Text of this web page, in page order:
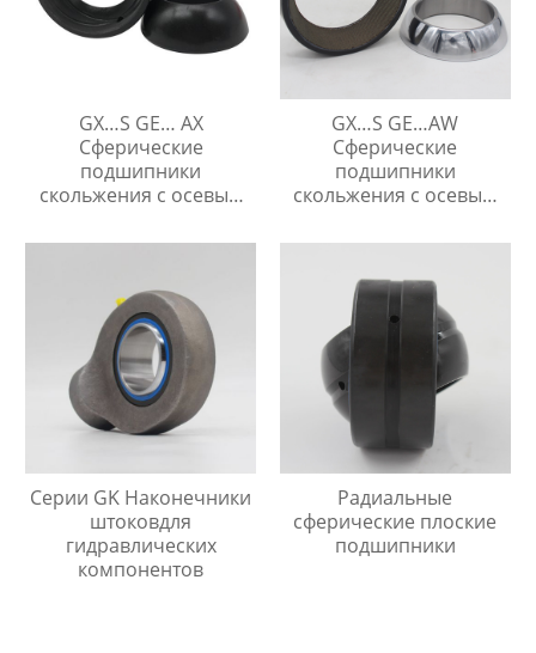
GX…S GE… AX
Сферические
подшипники
скольжения с осевым
GX…S GE…AW
Сферические
подшипники
скольжения с осевым
Серии GK Наконечники
штоковдля
гидравлических
компонентов
Радиальные
сферические плоские
подшипники